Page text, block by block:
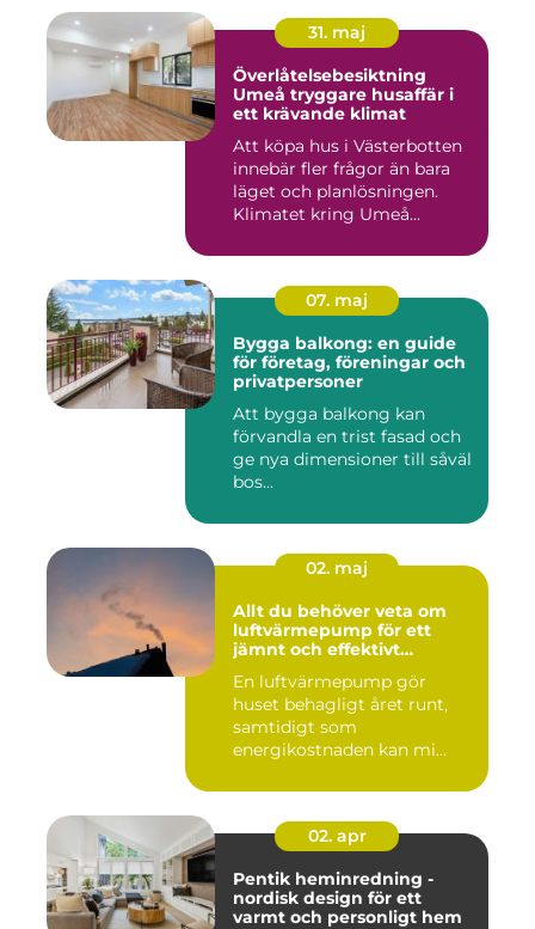
31. maj
Överlåtelsebesiktning
Umeå tryggare husaffär i
ett krävande klimat
Att köpa hus i Västerbotten
innebär fler frågor än bara
läget och planlösningen.
Klimatet kring Umeå...
07. maj
Bygga balkong: en guide
för företag, föreningar och
privatpersoner
Att bygga balkong kan
förvandla en trist fasad och
ge nya dimensioner till såväl
bos...
02. maj
Allt du behöver veta om
luftvärmepump för ett
jämnt och effektivt
En luftvärmepump gör
huset behagligt året runt,
samtidigt som
energikostnaden kan mi...
02. apr
Pentik heminredning -
nordisk design för ett
varmt och personligt hem